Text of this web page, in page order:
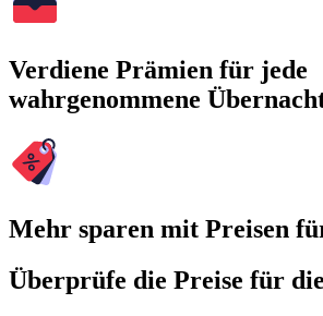
Verdiene Prämien für jede
wahrgenommene
Mehr sparen mit Preisen
Überprüfe die Preise für